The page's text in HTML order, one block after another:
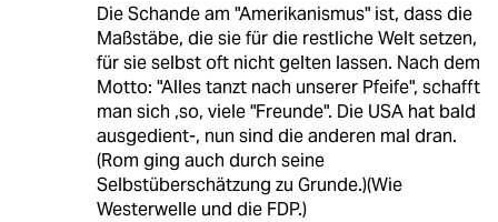
Die Schande am "Amerikanismus" ist, dass die
Maßstäbe, die sie für die restliche Welt setzen,
für sie selbst oft nicht gelten lassen. Nach dem
Motto: "Alles tanzt nach unserer Pfeife", schafft
man sich ,so, viele "Freunde". Die USA hat bald
ausgedient-, nun sind die anderen mal dran.
(Rom ging auch durch seine
Selbstüberschätzung zu Grunde.)(Wie
Westerwelle und die FDP.)